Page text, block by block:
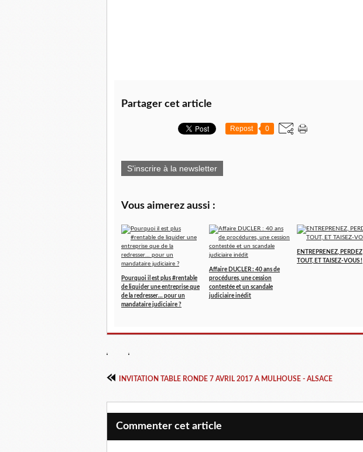
Partager cet article
Repost 0
S'inscrire à la newsletter
Vous aimerez aussi :
Pourquoi il est plus #rentable
de liquider une entreprise que
de la redresser… pour un
mandataire judiciaire ?
Affaire DUCLER : 40 ans de
procédures, une cession
contestée et un scandale
judiciaire inédit
ENTREPRENEZ, PERDEZ
TOUT, ET TAISEZ-VOUS !
INVITATION TABLE RONDE 7 AVRIL 2017 A MULHOUSE - ALSACE
Commenter cet article